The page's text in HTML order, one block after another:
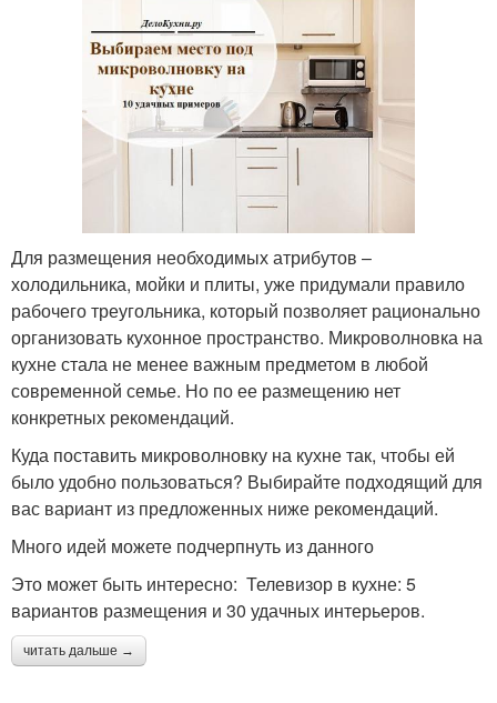
Для размещения необходимых атрибутов –
холодильника, мойки и плиты, уже придумали правило
рабочего треугольника, который позволяет рационально
организовать кухонное пространство. Микроволновка на
кухне стала не менее важным предметом в любой
современной семье. Но по ее размещению нет
конкретных рекомендаций.
Куда поставить микроволновку на кухне так, чтобы ей
было удобно пользоваться? Выбирайте подходящий для
вас вариант из предложенных ниже рекомендаций.
Много идей можете подчерпнуть из данного
Это может быть интересно: Телевизор в кухне: 5
вариантов размещения и 30 удачных интерьеров.
читать дальше →